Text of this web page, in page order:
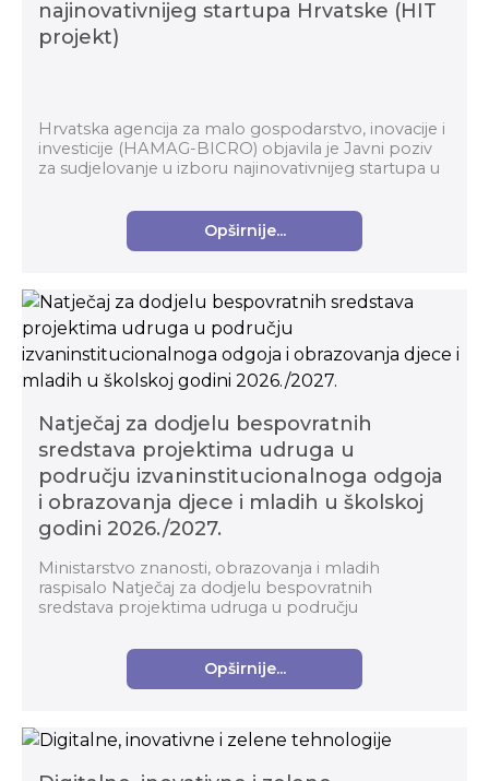
najinovativnijeg startupa Hrvatske (HIT
projekt)
Hrvatska agencija za malo gospodarstvo, inovacije i
investicije (HAMAG-BICRO) objavila je Javni poziv
za sudjelovanje u izboru najinovativnijeg startupa u
Opširnije...
Natječaj za dodjelu bespovratnih
sredstava projektima udruga u
području izvaninstitucionalnoga odgoja
i obrazovanja djece i mladih u školskoj
godini 2026./2027.
Ministarstvo znanosti, obrazovanja i mladih
raspisalo Natječaj za dodjelu bespovratnih
sredstava projektima udruga u području
mladih u školskoj g...
Opširnije...